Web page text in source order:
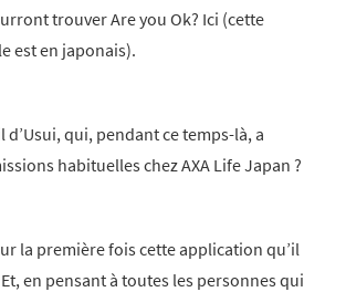
trouver Are you Ok? Ici (cette
est en japonais).
d’Usui, qui, pendant ce temps-là, a
habituelles chez AXA Life Japan ?
la première fois cette application qu’il
en pensant à toutes les personnes qui